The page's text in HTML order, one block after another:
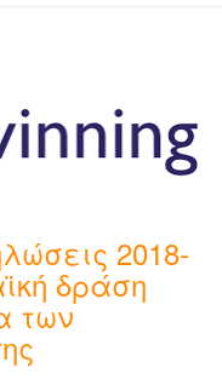
2018-
δράση
των